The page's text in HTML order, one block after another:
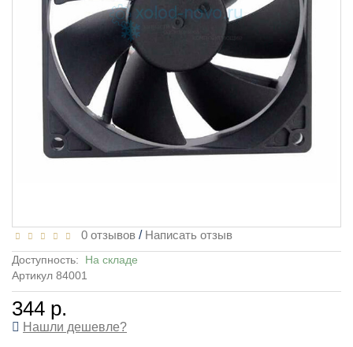
0 отзывов / Написать отзыв
Доступность: На складе
Артикул 84001
344 р.
Нашли дешевле?